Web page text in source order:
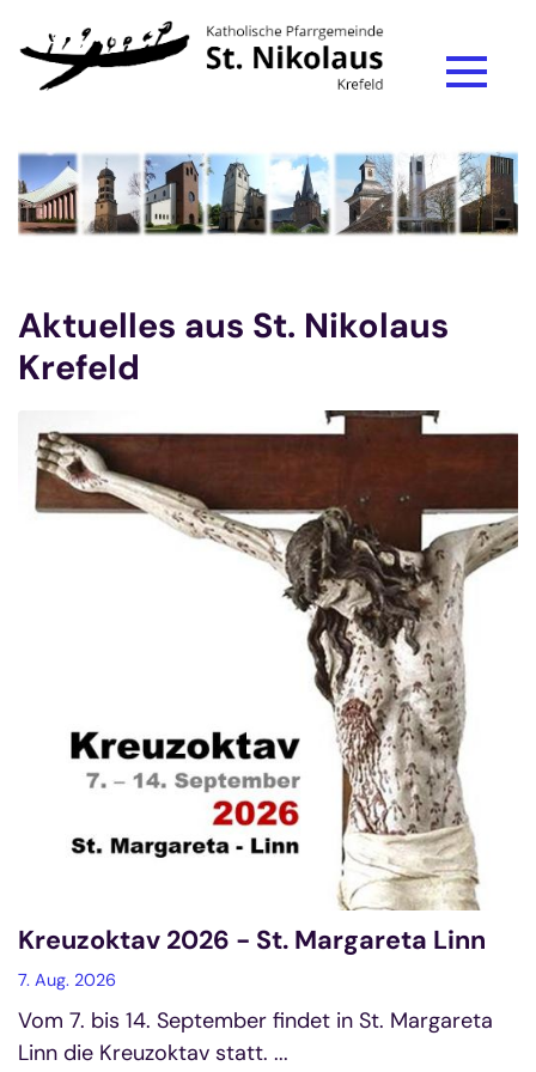
Zum Inhalt springen
Aktuelles aus St. Nikolaus
Krefeld
Kreuzoktav 2026 - St. Margareta Linn
7. Aug. 2026
Vom 7. bis 14. September findet in St. Margareta
Linn die Kreuzoktav statt. ...